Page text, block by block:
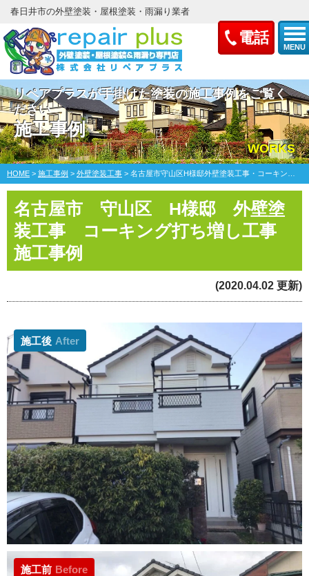
電話
MENU
春日井市の外壁塗装・屋根塗装・雨漏り業者
リペアプラスが手掛けた塗装の施工事例をご覧く
ださい
施工事例
WORKS
HOME > 施工事例 > 外壁塗装工事 > 名古屋市守山区H様邸外壁塗装工事・コーキング打ち増し工事
名古屋市 守山区 H様邸 外壁塗
装工事 コーキング打ち増し工事
施工事例
(2020.04.02 更新)
施工後 After
施工前 Before